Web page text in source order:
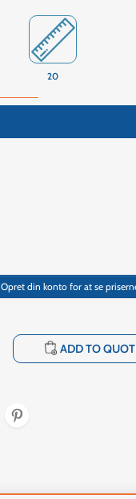
20
Opret din konto for at se
shopping_cart ADD TO